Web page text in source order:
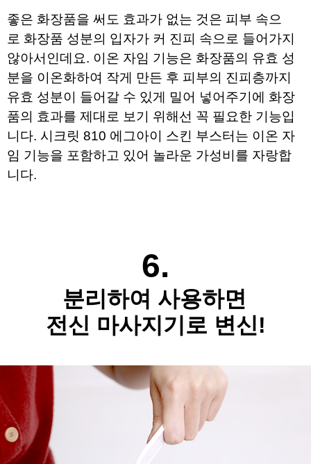
좋은 화장품을 써도 효과가 없는 것은 피부 속으
로 화장품 성분의 입자가 커 진피 속으로 들어가지
않아서인데요. 이온 자임 기능은 화장품의 유효 성
분을 이온화하여 작게 만든 후 피부의 진피층까지
유효 성분이 들어갈 수 있게 밀어 넣어주기에 화장
품의 효과를 제대로 보기 위해선 꼭 필요한 기능입
니다. 시크릿 810 에그아이 스킨 부스터는 이온 자
임 기능을 포함하고 있어 놀라운 가성비를 자랑합
니다.
6.
분리하여 사용하면
전신 마사지기로 변신!​